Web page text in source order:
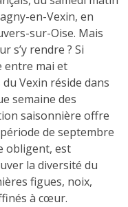
en-Vexin, en
sur-Oise. Mais
s’y rendre ? Si
entre mai et
Vexin réside dans
semaine des
saisonnière offre
de septembre
obligent, est
la diversité du
figues, noix,
à cœur.